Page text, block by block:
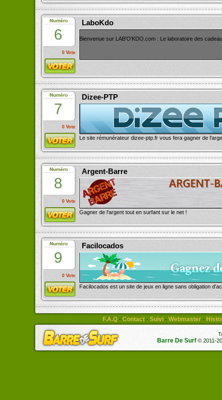
6
0 Vote
LaboKdo
Bienvenue sur LAB'O'KDO.com : Le laboratoire des
7
0 Vote
Dizee-PTP
Le site rémunérateur dizee-ptp.fr vous fera gagner de
8
0 Vote
Argent-Barre
Gagner de l'argent tout en surfant sur le net !
9
0 Vote
Facilocados
Facilocados est un site de jeux en ligne sans obligation
F.A.Q - Contact - Suivi - Webmaster -
Barre De Surf© 2011-